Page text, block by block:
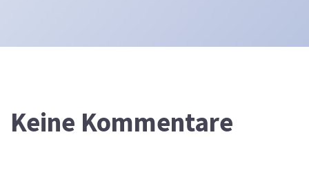
Keine Kommentare